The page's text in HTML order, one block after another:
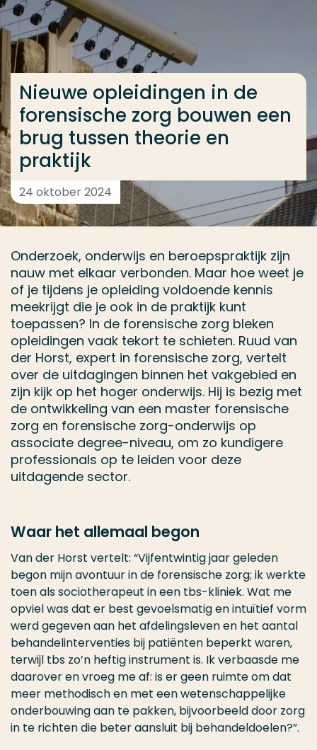
Ga direct naar de content
... > Nieuwe opleidingen in de forensische zorg
Nieuwe opleidingen in de
forensische zorg bouwen een
brug tussen theorie en
praktijk
24 oktober 2024
Onderzoek, onderwijs en beroepspraktijk zijn
nauw met elkaar verbonden. Maar hoe weet je
of je tijdens je opleiding voldoende kennis
meekrijgt die je ook in de praktijk kunt
toepassen? In de forensische zorg bleken
opleidingen vaak tekort te schieten. Ruud van
der Horst, expert in forensische zorg, vertelt
over de uitdagingen binnen het vakgebied en
zijn kijk op het hoger onderwijs. Hij is bezig met
de ontwikkeling van een master forensische
zorg en forensische zorg-onderwijs op
associate degree-niveau, om zo kundigere
professionals op te leiden voor deze
uitdagende sector.
Waar het allemaal begon
Van der Horst vertelt: “Vijfentwintig jaar geleden
begon mijn avontuur in de forensische zorg; ik werkte
toen als sociotherapeut in een tbs-kliniek. Wat me
opviel was dat er best gevoelsmatig en intuïtief vorm
werd gegeven aan het afdelingsleven en het aantal
behandelinterventies bij patiënten beperkt waren,
terwijl tbs zo’n heftig instrument is. Ik verbaasde me
daarover en vroeg me af: is er geen ruimte om dat
meer methodisch en met een wetenschappelijke
onderbouwing aan te pakken, bijvoorbeeld door zorg
in te richten die beter aansluit bij behandeldoelen?”.
Veel gezocht
Opleiding
Contact